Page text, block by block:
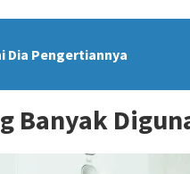
Dia Pengertiannya
Banyak